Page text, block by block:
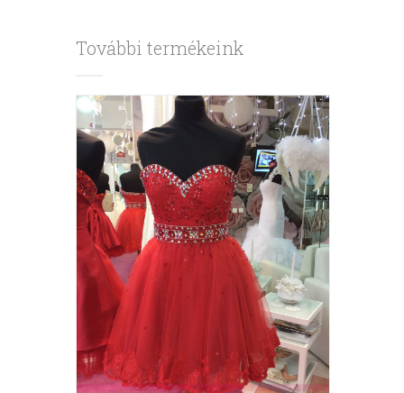
További termékeink